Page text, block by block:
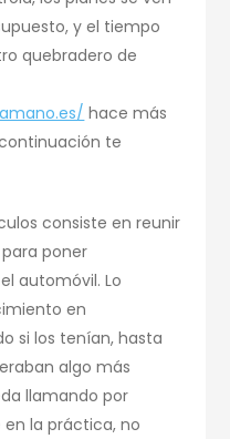
y el tiempo
quebradero de
hace más
te
consiste en reunir
poner
automóvil. Lo
en
si los tenían, hasta
algo más
llamando por
la práctica, no